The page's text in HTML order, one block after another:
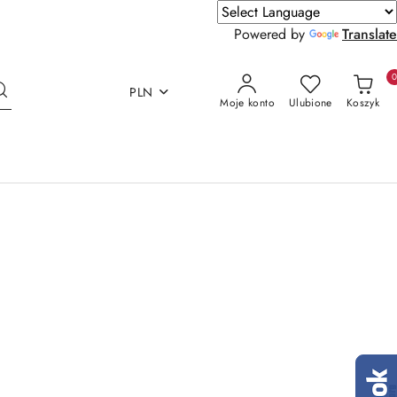
Powered by
Translate
PLN
Moje konto Ulubione Koszyk
0